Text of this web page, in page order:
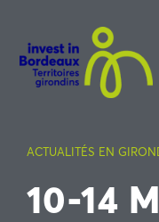
ACTUALITÉS EN
10-14